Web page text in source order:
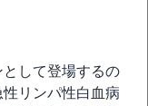
して登場するの
リンパ性白血病